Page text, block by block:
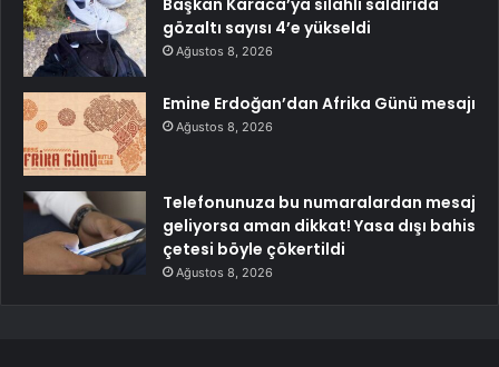
gözaltı sayısı 4’e yükseldi
Ağustos 8, 2026
Emine Erdoğan’dan Afrika Günü mesajı
Ağustos 8, 2026
Telefonunuza bu numaralardan mesaj
geliyorsa aman dikkat! Yasa dışı bahis
çetesi böyle çökertildi
Ağustos 8, 2026